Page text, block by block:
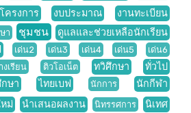
โครงการ งบประมาณ งานทะเบียน
า ชุมชน ดูแลและช่วยเหลือนักเรียน
เด่น2 เด่น3 เด่น4 เด่น5 เด่น6
งเรียน ติวโอเน็ต ทวิศึกษา ทั่วไป
ษา ไทยเบฟ นักการ นักกีฬา
ม่ นำเสนอผลงาน นิทรรศการ
นิเทศ